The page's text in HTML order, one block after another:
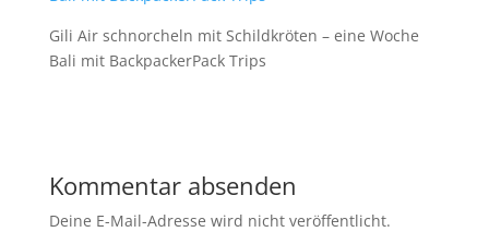
Gili Air schnorcheln mit Schildkröten – eine Woche
Bali mit BackpackerPack Trips
Kommentar absenden
Deine E-Mail-Adresse wird nicht veröffentlicht.